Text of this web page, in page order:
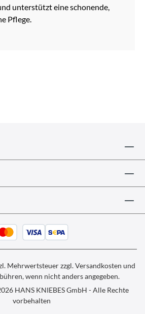
unterstützt eine schonende,
Pflege.
Mehrwertsteuer zzgl.Versandkosten und
wenn nicht anders angegeben.
HANS KNIEBES GmbH - Alle Rechte
vorbehalten